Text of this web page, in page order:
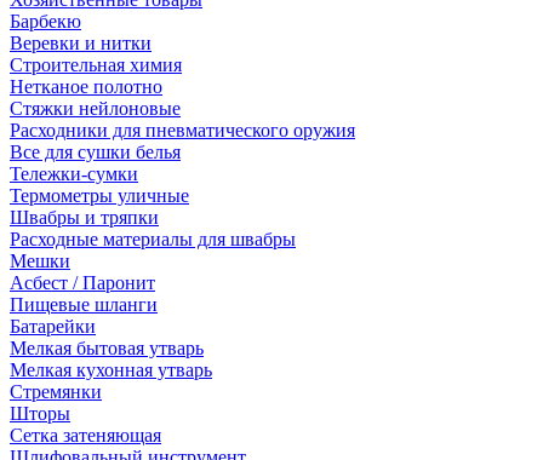
Барбекю
Веревки и нитки
Строительная химия
Нетканое полотно
Стяжки нейлоновые
Расходники для пневматического оружия
Все для сушки белья
Тележки-сумки
Термометры уличные
Швабры и тряпки
Расходные материалы для швабры
Мешки
Асбест / Паронит
Пищевые шланги
Батарейки
Мелкая бытовая утварь
Мелкая кухонная утварь
Стремянки
Шторы
Сетка затеняющая